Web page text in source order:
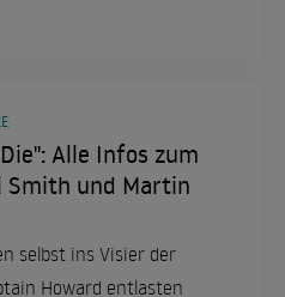
Alle Infos zum
und Martin
selbst ins Visier der
Howard entlasten